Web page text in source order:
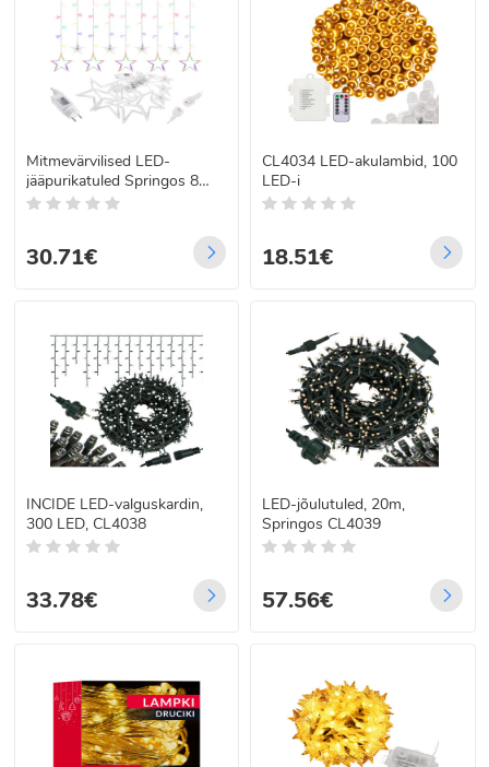
Mitmevärvilised LED-
jääpurikatuled Springos 8
funktsiooniga, 92 LED,
30.71€
CL4034 LED-akulambid, 100
LED-i
18.51€
INCIDE LED-valguskardin,
300 LED, CL4038
33.78€
LED-jõulutuled, 20m,
Springos CL4039
57.56€